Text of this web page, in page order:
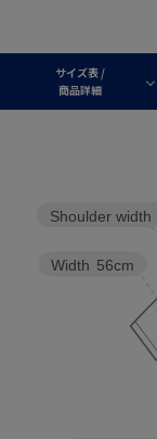
サイズ表 /
商品詳細
Width 56cm
Shoulder width